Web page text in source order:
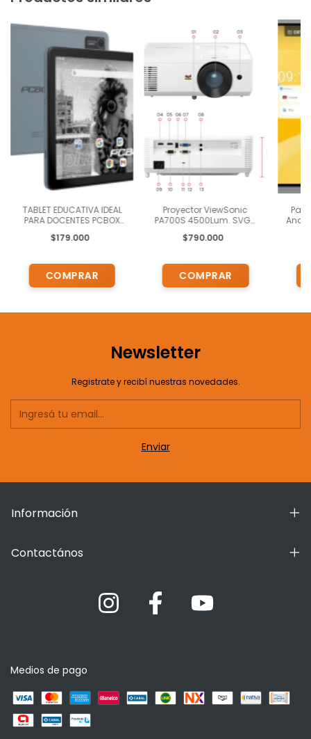
TABLET EDUCATIVA IDEAL
PARA DOCENTES PCBOX
10.1"IPS 1280*800 - 64GB -
$179.000
Proyector ViewSonic
PA700S 4500Lum. SVGA
$790.000
Newsletter
Registrate y recibí nuestras novedades.
Información
Contactános
Medios de pago